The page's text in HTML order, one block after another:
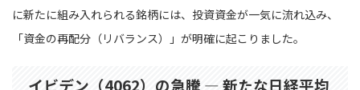
に新たに組み入れられる銘柄には、投資資金が一気に流れ込み、
「資金の再配分（リバランス）」が明確に起こりました。
イビデン（4062）の急騰 ― 新たな日経平均